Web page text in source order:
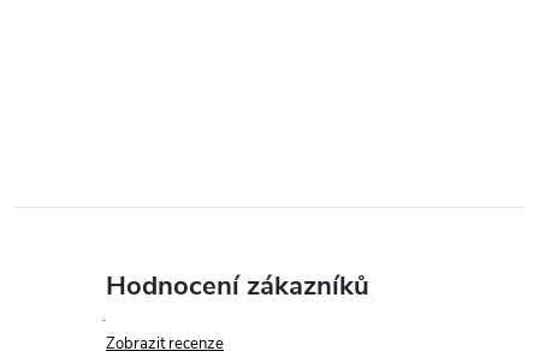
Hodnocení zákazníků
Zobrazit recenze